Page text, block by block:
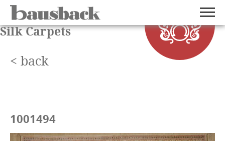
Silk Carpets
< back
1001494